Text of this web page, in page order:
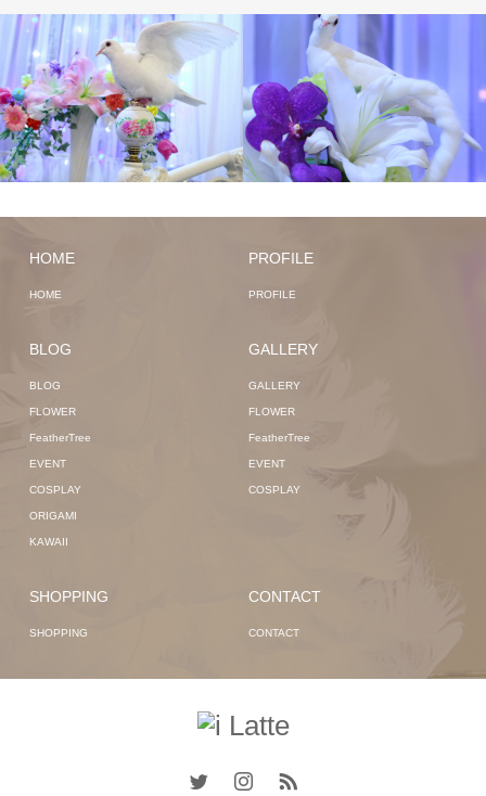
HOME
HOME
PROFILE
PROFILE
BLOG
BLOG
FLOWER
FeatherTree
EVENT
COSPLAY
ORIGAMI
KAWAII
GALLERY
GALLERY
FLOWER
FeatherTree
EVENT
COSPLAY
SHOPPING
SHOPPING
CONTACT
CONTACT